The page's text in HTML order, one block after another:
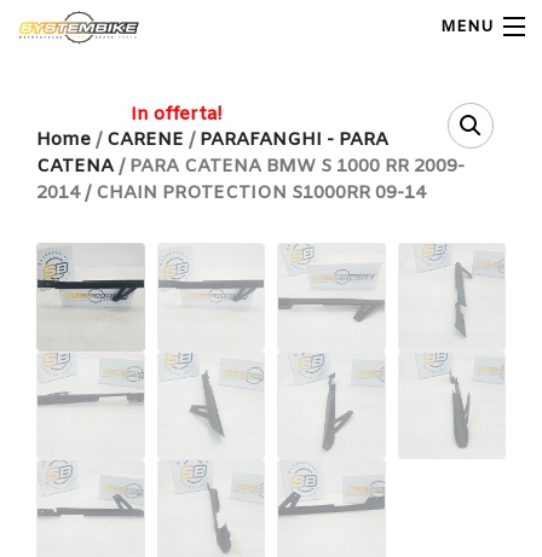
MENU
Home
Shop Ricambi
Carrello
Home / CARENE / PARAFANGHI - PARA
CATENA / PARA CATENA BMW S 1000 RR 2009-
2014 / CHAIN PROTECTION S1000RR 09-14
In offerta!